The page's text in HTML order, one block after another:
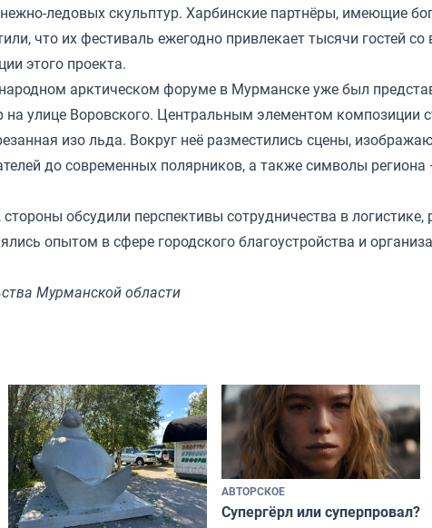
ледовых скульптур. Харбинские партнёры, имеющие
что их фестиваль ежегодно привлекает тысячи гостей
этого проекта.
арктическом форуме в Мурманске уже был
улице Воровского. Центральным элементом композиции
изо льда. Вокруг неё разместились сцены,
до современных полярников, а также символы
обсудили перспективы сотрудничества в логистике,
опытом в сфере городского благоустройства и
Мурманской области
АВТОРСКОЕ
Супергёрл или суперпровал?